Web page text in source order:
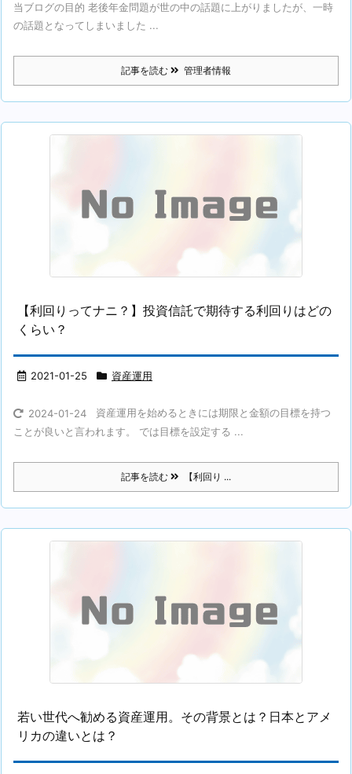
当ブログの目的 老後年金問題が世の中の話題に上がりましたが、一時
の話題となってしまいました ...
記事を読む 管理者情報
【利回りってナニ？】投資信託で期待する利回りはどの
くらい？
2021-01-25 資産運用
2024-01-24
資産運用を始めるときには期限と金額の目標を持つ
ことが良いと言われます。 では目標を設定する ...
記事を読む 【利回り ...
若い世代へ勧める資産運用。その背景とは？日本とアメ
リカの違いとは？